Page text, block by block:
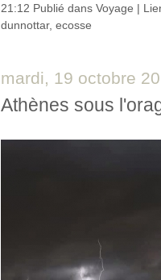
21:12 Publié dans Voyage |
dunnottar, ecosse
mardi, 19 octobre
Athènes sous